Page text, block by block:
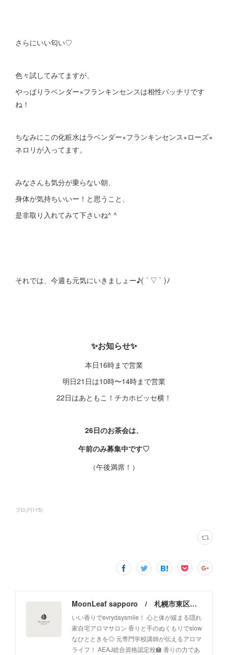
さらにいい匂い♡
色々試してみてますが、
やっぱりラベンダー×フランキンセンスは相性バッチリです
ね！
ちなみにこの化粧水はラベンダー×フランキンセンス×ローズ×
ネロリが入ってます。
みなさんも気分が乗らない朝、
身体が気持ちいいー！と思うこと、
是非取り入れてみて下さいね^ ^
それでは、今週も元気にいきましょー♪( ´ ▽ ` )ﾉ
✨お知らせ✨
本日16時まで営業
明日21日は10時〜14時まで営業
22日はあともこ！チカホビッセ横！
26日のお茶会は、
午前のみ募集中です♡
（午後満席！）
ブログ(115)
MoonLeaf sapporo / 札幌市東区の100種類以上の香りが楽しめるアロマスクール＆トリートメントサロン
いい香りでevrydaysmile！ 心と体が緩まる隠れ
家自宅アロマサロン 香りと手のぬくもりでslow
なひとときを◎ 元専門学校講師が伝えるアロマ
ライフ！ AEAJ総合資格認定校🏫 香りの力であ